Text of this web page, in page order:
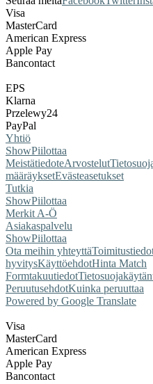
Visa
MasterCard
American Express
Apple Pay
Bancontact
EPS
Klarna
Przelewy24
PayPal
Yhtiö
ShowPiilottaa
MeistätiedoteArvostelut
määräyksetEvästeasetukset
Tutkia
ShowPiilottaa
Merkit A-Ö
Asiakaspalvelu
ShowPiilottaa
Ota meihin yhteyttä
hyvitysKäyttöehdotHinta Match
Formtakuutiedot
PeruutusehdotKuinka peruuttaa
Powered by Google Translate
Visa
MasterCard
American Express
Apple Pay
Bancontact